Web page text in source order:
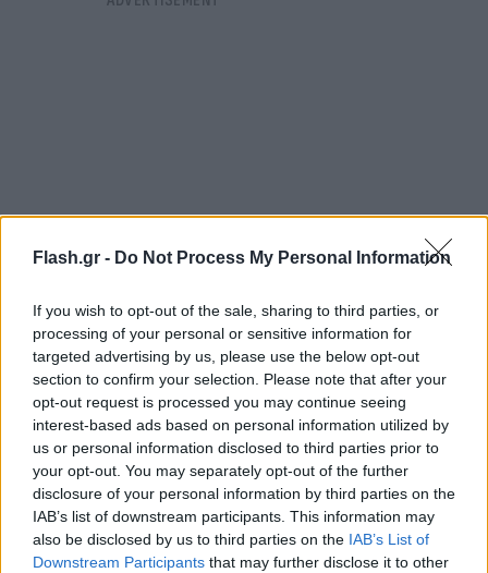
Flash.gr - Do Not Process My Personal Information
If you wish to opt-out of the sale, sharing to third parties, or
processing of your personal or sensitive information for
targeted advertising by us, please use the below opt-out
section to confirm your selection. Please note that after your
opt-out request is processed you may continue seeing
interest-based ads based on personal information utilized by
us or personal information disclosed to third parties prior to
your opt-out. You may separately opt-out of the further
disclosure of your personal information by third parties on the
IAB’s list of downstream participants. This information may
also be disclosed by us to third parties on the IAB’s List of
Downstream Participants that may further disclose it to other
Μιλώντας στον ΣΚΑΪ και την εκπομπή
«Αταίριαστοι», ο πρόεδρος του ΟΑΣΠ, Ευθύμης
Λέκκας, τόνισε ότι ο δεύτερος σεισμός δεν ήταν
μετασεισμός, καθώς κατέγραψε περισσότερα
Ρίχτερ.
Όπως είπε, έχει επικοινωνήσει ήδη με τον δήμαρχο